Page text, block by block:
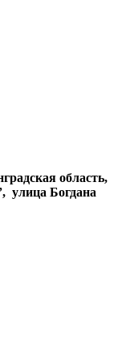
область,
улица Богдана